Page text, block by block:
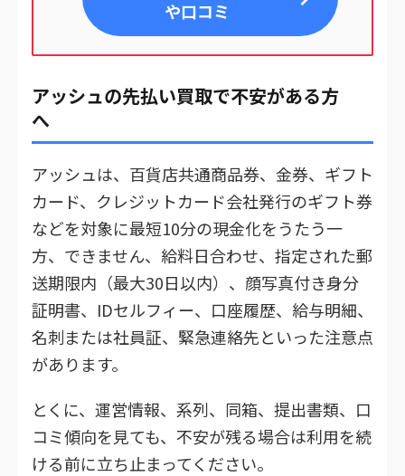
や口コミ
アッシュの先払い買取で不安がある方
へ
アッシュは、百貨店共通商品券、金券、ギフト
カード、クレジットカード会社発行のギフト券
などを対象に最短10分の現金化をうたう一
方、できません、給料日合わせ、指定された郵
送期限内（最大30日以内）、顔写真付き身分
証明書、IDセルフィー、口座履歴、給与明細、
名刺または社員証、緊急連絡先といった注意点
があります。
とくに、運営情報、系列、同箱、提出書類、口
コミ傾向を見ても、不安が残る場合は利用を続
ける前に立ち止まってください。